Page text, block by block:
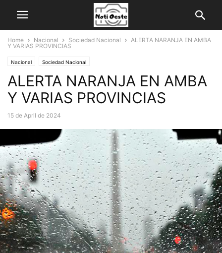
Home Nacional Sociedad Nacional
ALERTA NARANJA EN AMBA
Y VARIAS PROVINCIAS
Nacional Sociedad Nacional
ALERTA NARANJA EN AMBA
Y VARIAS PROVINCIAS
15 de April de 2024